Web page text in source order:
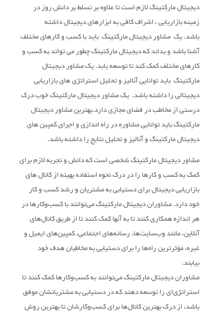
دیجیتال مارکتینگ لازم است تا علاوه بر تسلط بر دانش روز در
زمینه بازاریابی ، اشراف کافی به ابزارهای دیجیتال داشته
باشد. یک مشاور دیجیتال مارکتینگ باید با کسب و کارهای مختلف
آشنا باشد و بداند که دیجیتال مارکتینگ چطور می تواند به کسب و
کارهای مختلف کمک کند تا توسعه یابد. یک مشاور دیجیتال
مارکتینگ باید توانایی آنالیز و تحلیل استراتژی های بازاریابی
دیجیتالی را داشته باشد. یک مشاور دیجیتال مارکتینگ خوب درک
درستی از مخاطب در فضای مجازی دارد.بهترین مشاور دیجیتال
مارکتینگ باید توانایی مشاوره در راه اندازی و اجرای کمپین های
دیجیتال مارکتینگ و آنالیز و تحلیل نتایج را داشته باشد.
مشاور دیجیتال مارکتینگ شخصی است که دانش و تجربه لازم برای
کمک به کسب و کارها را در درک نحوه استفاده بهینه از کانال های
بازاریابی دیجیتال برای دستیابی به مشتریان و رشد کسب و کار
خود دارد. مشاوران دیجیتال مارکتینگ می‌توانند با کسب‌وکارها در
هر اندازه همکاری کنند تا به آنها کمک کنند تا از طریق کانال‌های
آنلاین، مانند وب‌سایت‌ها، رسانه‌های اجتماعی، کمپین‌های ایمیل و
غیره، مؤثرترین راه‌ها را برای دستیابی به مخاطبان هدف خود
بیابند.
مشاوران دیجیتال مارکتینگ می‌توانند به کسب‌وکارها کمک کنند تا
استراتژی‌ای را توسعه دهند که در دستیابی به مشتریانشان موفق
باشد، از درک بهترین کانال‌ها برای کسب‌وکارشان تا بهترین روش